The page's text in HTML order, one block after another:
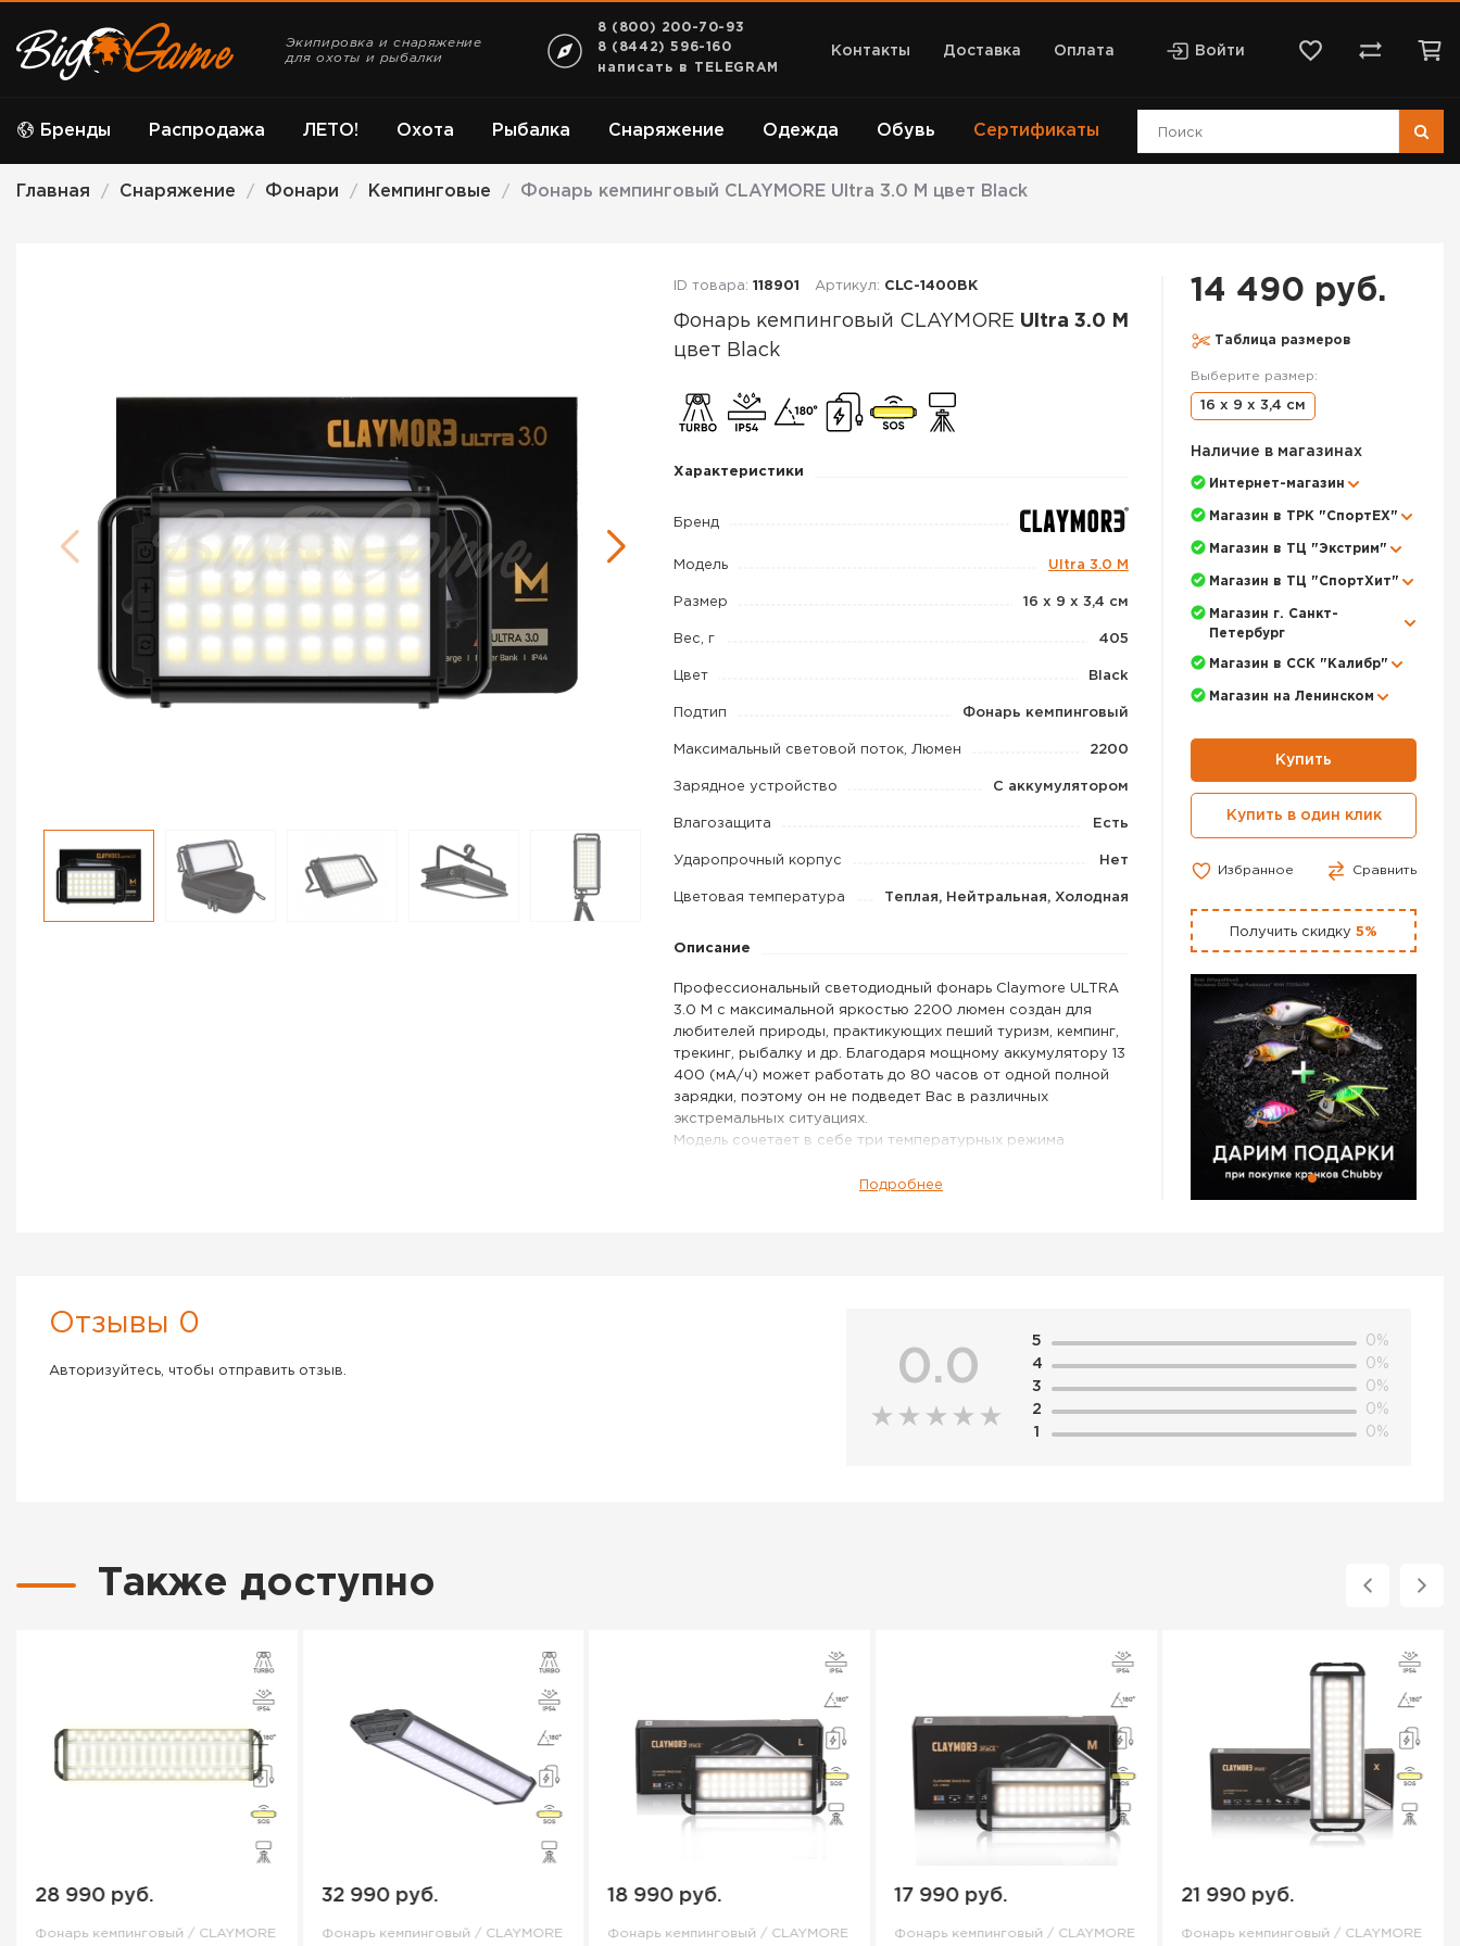
Экипировка и снаряжение
для охоты и рыбалки
8 (800) 200-70-93
8 (8442) 596-160
написать в TELEGRAM
Контакты Доставка Оплата Войти
Бренды ЛЕТО! Охота Рыбалка Снаряжение Одежда Обувь
Распродажа Сертификаты
Главная / Снаряжение / Фонари / Кемпинговые / Фонарь кемпинговый CLAYMORE Ultra 3.0 M цвет Black
ID товара: 118901 Артикул: CLC-1400BK
Фонарь кемпинговый CLAYMORE Ultra 3.0 M
цвет Black
Фонарь
кемпинговый
Ultra
3.0
цвет
Black
Характеристики
Бренд
Модель Ultra 3.0 M
Размер 16 x 9 x 3,4 см
Вес, г 405
Цвет Black
Подтип Фонарь кемпинговый
Максимальный световой поток, Люмен 2200
Зарядное устройство С аккумулятором
Влагозащита Есть
Ударопрочный корпус Нет
Цветовая температура Теплая, Нейтральная, Холодная
Описание
Профессиональный светодиодный фонарь Claymore ULTRA
3.0 М с максимальной яркостью 2200 люмен создан для
любителей природы, практикующих пеший туризм, кемпинг,
трекинг, рыбалку и др. Благодаря мощному аккумулятору 13
400 (мА/ч) может работать до 80 часов от одной полной
зарядки, поэтому он не подведет Вас в различных
экстремальных ситуациях.
Модель сочетает в себе три температурных режима
которые регулируются тонкой настройкой при нажатии
образный крючок, а также устанавливаются на плоской
поверхности. Задняя ручка передвигается на угол до 90°,
благодаря этому в любой ситуации на открытом воздухе Вы
В серию ULTRA 3.0 от Claymore входят мощные
Максимальная яркость: 2200 люмен
Время работы: 8 - 80 ч (турбо режим 4 - 40 ч)
Время зарядки: 6 ч
Световые режимы: 3
Цвет светодиода: Холодный белый (6500К);
Натуральный белый (4200К);
Тёплый белый (3000К)
Режим SOS: Да
Подробнее
14 490 руб.
Таблица размеров
Выберите размер:
16 x 9 x 3,4 см
Наличие в магазинах
Интернет-магазин
Магазин в ТРК "СпортЕХ"
Магазин в ТЦ "Экстрим"
Магазин в ТЦ "СпортХит"
Магазин г. Санкт-
Петербург
Магазин в ССК "Калибр"
Магазин на Ленинском
Купить
Купить в один клик
Избранное Сравнить
Получить скидку 5%
Отзывы 0
Авторизуйтесь, чтобы отправить отзыв. 0.0
5
0%
4
0%
3
0%
2
0%
1
0%
Также доступно
28 990 руб.
Фонарь кемпинговый / CLAYMORE
32 990 руб.
Фонарь кемпинговый / CLAYMORE
18 990 руб.
Фонарь кемпинговый / CLAYMORE
17 990 руб.
Фонарь кемпинговый / CLAYMORE
21 990 руб.
Фонарь кемпинговый / CLAYMORE